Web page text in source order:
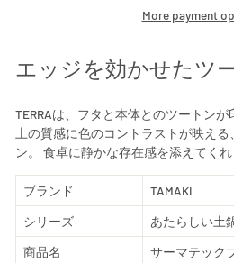
More payment
エッジを効かせたツ
TERRAは、フタと本体とのツートン
土の質感に色のコントラストが映え
ン。 食卓に静かな存在感を添えてくれ
ブランド
TAMAKI
シリーズ
あたらしい土
商品名
サーマテック